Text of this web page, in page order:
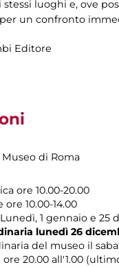
stessi luoghi e, ove
un confronto
Editore
Museo di Roma
ore 10.00-20.00
10.00-14.00
1 gennaio e 25
lunedì 26
del museo il
20.00 all'1.00